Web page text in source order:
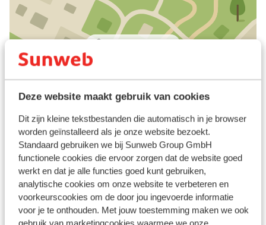
Deze website maakt gebruik van cookies
Dit zijn kleine tekstbestanden die automatisch in je browser
worden geïnstalleerd als je onze website bezoekt.
Standaard gebruiken we bij Sunweb Group GmbH
functionele cookies die ervoor zorgen dat de website goed
werkt en dat je alle functies goed kunt gebruiken,
analytische cookies om onze website te verbeteren en
voorkeurscookies om de door jou ingevoerde informatie
voor je te onthouden. Met jouw toestemming maken we ook
In de buurt
Strand: 800 m
Oude centrum: 8 km
Luchthaven: 60 km
Bushalte: 400 m
Winkels: 300 m
Restaurant: 300 m
Apotheek: 400 m